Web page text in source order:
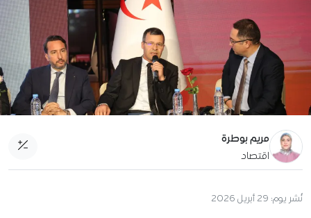
مريم بوطرة
اقتصاد
نُشر يوم: 29 أبريل 2026